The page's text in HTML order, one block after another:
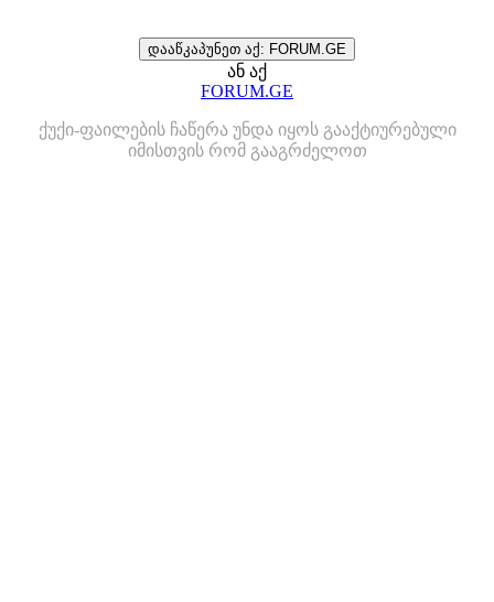
დააწკაპუნეთ აქ: FORUM.GE
ან აქ
FORUM.GE
ქუქი-ფაილების ჩაწერა უნდა იყოს გააქტიურებული
იმისთვის რომ გააგრძელოთ